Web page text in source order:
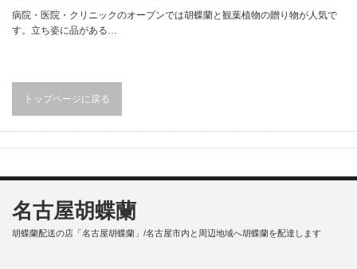
病院・医院・クリニックのオープンでは胡蝶蘭と観葉植物の贈り物が人気で
す。立ち姿に品がある…
トップページに戻る
名古屋胡蝶蘭
胡蝶蘭配送の店「名古屋胡蝶蘭」/名古屋市内と周辺地域へ胡蝶蘭を配達します